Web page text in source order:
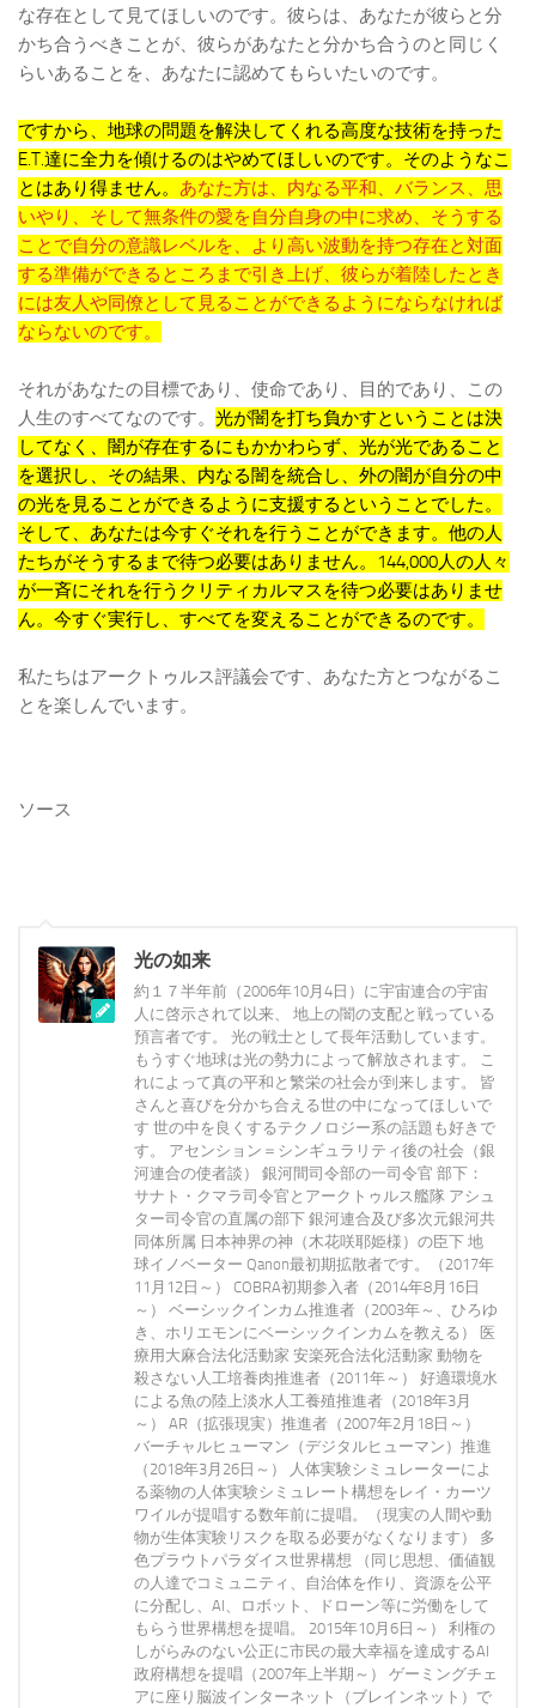
な存在として見てほしいのです。彼らは、あなたが彼らと分
かち合うべきことが、彼らがあなたと分かち合うのと同じく
らいあることを、あなたに認めてもらいたいのです。
ですから、地球の問題を解決してくれる高度な技術を持った
E.T.達に全力を傾けるのはやめてほしいのです。そのようなこ
とはあり得ません。 あなた方は、内なる平和、バランス、思
いやり、そして無条件の愛を自分自身の中に求め、そうする
ことで自分の意識レベルを、より高い波動を持つ存在と対面
する準備ができるところまで引き上げ、彼らが着陸したとき
には友人や同僚として見ることができるようにならなければ
ならないのです。
それがあなたの目標であり、使命であり、目的であり、この
人生のすべてなのです。 光が闇を打ち負かすということは決
してなく、闇が存在するにもかかわらず、光が光であること
を選択し、その結果、内なる闇を統合し、外の闇が自分の中
の光を見ることができるように支援するということでした。
そして、あなたは今すぐそれを行うことができます。他の人
たちがそうするまで待つ必要はありません。144,000人の人々
が一斉にそれを行うクリティカルマスを待つ必要はありませ
ん。今すぐ実行し、すべてを変えることができるのです。
私たちはアークトゥルス評議会です、あなた方とつながるこ
とを楽しんでいます。
ソース
光の如来
約１７半年前（2006年10月4日）に宇宙連合の宇宙
人に啓示されて以来、 地上の闇の支配と戦っている
預言者です。 光の戦士として長年活動しています。
もうすぐ地球は光の勢力によって解放されます。 こ
れによって真の平和と繁栄の社会が到来します。 皆
さんと喜びを分かち合える世の中になってほしいで
す 世の中を良くするテクノロジー系の話題も好きで
す。 アセンション＝シンギュラリティ後の社会（銀
河連合の使者談） 銀河間司令部の一司令官 部下：
サナト・クマラ司令官とアークトゥルス艦隊 アシュ
ター司令官の直属の部下 銀河連合及び多次元銀河共
同体所属 日本神界の神（木花咲耶姫様）の臣下 地
球イノベーター Qanon最初期拡散者です。（2017年
11月12日～） COBRA初期参入者（2014年8月16日
～） ベーシックインカム推進者（2003年～、ひろゆ
き、ホリエモンにベーシックインカムを教える） 医
療用大麻合法化活動家 安楽死合法化活動家 動物を
殺さない人工培養肉推進者（2011年～） 好適環境水
による魚の陸上淡水人工養殖推進者（2018年3月
～） AR（拡張現実）推進者（2007年2月18日～）
バーチャルヒューマン（デジタルヒューマン）推進
（2018年3月26日～） 人体実験シミュレーターによ
る薬物の人体実験シミュレート構想をレイ・カーツ
ワイルが提唱する数年前に提唱。（現実の人間や動
物が生体実験リスクを取る必要がなくなります） 多
色プラウトパラダイス世界構想 （同じ思想、価値観
の人達でコミュニティ、自治体を作り、資源を公平
に分配し、AI、ロボット、ドローン等に労働をして
もらう世界構想を提唱。 2015年10月6日～） 利権の
しがらみのない公正に市民の最大幸福を達成するAI
政府構想を提唱（2007年上半期～） ゲーミングチェ
アに座り脳波インターネット（ブレインネット）で